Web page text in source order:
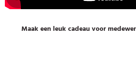
Maak een leuk cadeau voor